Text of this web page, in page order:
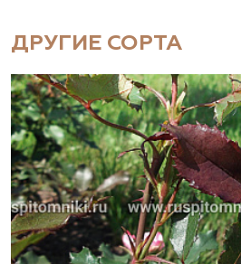
ДРУГИЕ СОРТА